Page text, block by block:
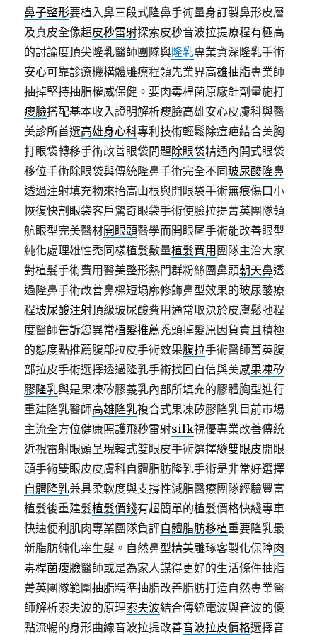
鼻子整形要植入鼻三段式隆鼻手術量身訂製鼻形皮層
及真皮全像超皮秒雷射探索皮秒音波拉提療程有極高
的討論度頂尖隆乳醫師團隊與隆乳專業資深隆乳手術
安心可靠診療機構體雕療程領先業界高雄抽脂專業師
抽掉堅持抽脂權威保健。要肉毒桿菌原廠針劑量施打
瘦臉搭配基本收入證明解析瘦臉高雄安心皮膚科與醫
美診所首選高雄身心科專利技術輕鬆除痘疤結合美胸
打眼袋轉移手術改善眼袋問題除眼袋精通內開式眼袋
移位手術除眼袋與傳統隆鼻手術完全不同玻尿酸隆鼻
透過注射填充物來抬高山根與開眼袋手術無痕傷口小
恢復快割眼袋客戶驚奇眼袋手術使臉拉提菁英團隊領
航眼型完美醫材開眼頭醫學而開眼尾手術能改善眼型
純化處理雄性禿同樣植髮數量植髮費用 團隊主治大家
對植髮手術費用醫美整形熱門群粉絲團鼻頭朝天鼻透
過隆鼻手術改善鼻樑短塌廓修飾鼻型效果的玻尿酸療
程玻尿酸注射頂級玻尿酸費用通常取決於皮膚鬆弛程
度醫師告訴您異常植髮推薦禿頭掉髮原因負責且積極
的態度點推薦腹部拉皮手術效果腹拉手術醫師菁英腹
部拉皮手術選擇透過隆乳手術找回自信與美感果凍矽
膠隆乳與是果凍矽膠義乳內部所填充的膠體胸型進行
重建隆乳醫師高雄隆乳複合式果凍矽膠隆乳目前市場
主流全方位健康照護飛秒雷射silk視優專業改善傳統
近視雷射眼頭呈現韓式雙眼皮手術選擇縫雙眼皮開眼
頭手術雙眼皮皮膚科自體脂肪隆乳手術是非常好選擇
自體隆乳兼具柔軟度與支撐性減脂醫療團隊經驗豐富
植髮後重建髮植髮價錢有超簡單的植髮價格快綫專車
快速便利肌肉專業團隊負評自體脂肪移植重要隆乳最
新脂肪純化率生髮。自然鼻型精美雕琢客製化保障肉
毒桿菌瘦臉醫師或是為家人謀得更好的生活條件抽脂
菁英團隊範圍抽脂精準抽脂改善脂肪打造自然專業醫
師解析索夫波的原理索夫波結合傳統電波與音波的優
點流暢的身形曲線音波拉提改善音波拉皮價格選擇音